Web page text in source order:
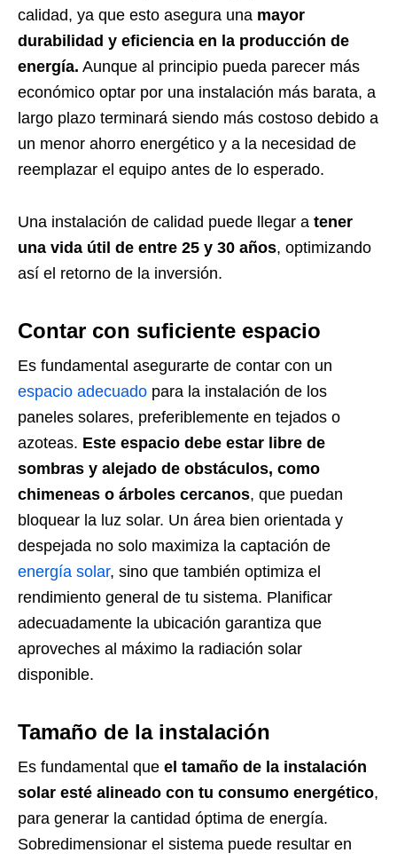
calidad, ya que esto asegura una mayor
durabilidad y eficiencia en la producción de
energía. Aunque al principio pueda parecer más
económico optar por una instalación más barata, a
largo plazo terminará siendo más costoso debido a
un menor ahorro energético y a la necesidad de
reemplazar el equipo antes de lo esperado.
Una instalación de calidad puede llegar a tener
una vida útil de entre 25 y 30 años, optimizando
así el retorno de la inversión.
Contar con suficiente espacio
Es fundamental asegurarte de contar con un
espacio adecuado para la instalación de los
paneles solares, preferiblemente en tejados o
azoteas. Este espacio debe estar libre de
sombras y alejado de obstáculos, como
chimeneas o árboles cercanos, que puedan
bloquear la luz solar. Un área bien orientada y
despejada no solo maximiza la captación de
energía solar, sino que también optimiza el
rendimiento general de tu sistema. Planificar
adecuadamente la ubicación garantiza que
aproveches al máximo la radiación solar
disponible.
Tamaño de la instalación
Es fundamental que el tamaño de la instalación
solar esté alineado con tu consumo energético,
para generar la cantidad óptima de energía.
Sobredimensionar el sistema puede resultar en